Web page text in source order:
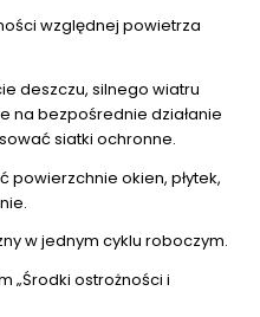
względnej powietrza
deszczu, silnego wiatru
na bezpośrednie działanie
siatki ochronne.
powierzchnie okien, płytek,
w jednym cyklu roboczym.
„Środki ostrożności i